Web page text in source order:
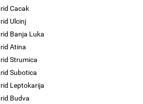
Cacak
Ulcinj
Banja Luka
Atina
Strumica
Subotica
Leptokarija
Budva